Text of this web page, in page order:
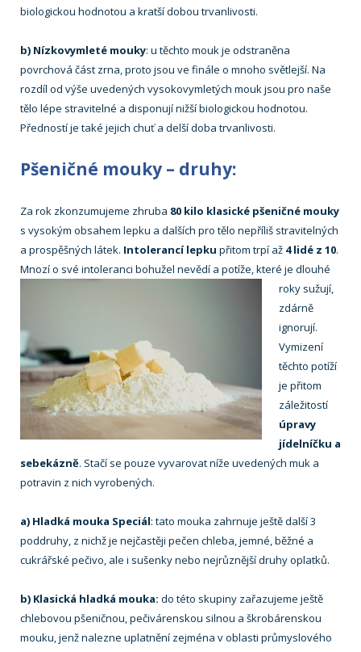
biologickou hodnotou a kratší dobou trvanlivosti.
b) Nízkovymleté mouky: u těchto mouk je odstraněna
povrchová část zrna, proto jsou ve finále o mnoho světlejší. Na
rozdíl od výše uvedených vysokovymletých mouk jsou pro naše
tělo lépe stravitelné a disponují nižší biologickou hodnotou.
Předností je také jejich chuť a delší doba trvanlivosti.
Pšeničné mouky – druhy:
Za rok zkonzumujeme zhruba 80 kilo klasické pšeničné mouky
s vysokým obsahem lepku a dalších pro tělo nepříliš stravitelných
a prospěšných látek. Intolerancí lepku přitom trpí až 4 lidé z 10.
Mnozí o své intoleranci bohužel nevědí a potíže, které je dlouhé
roky sužují,
zdárně
ignorují.
Vymizení
těchto potíží
je přitom
záležitostí
úpravy
jídelníčku a
sebekázně. Stačí se pouze vyvarovat níže uvedených muk a
potravin z nich vyrobených.
a) Hladká mouka Speciál: tato mouka zahrnuje ještě další 3
poddruhy, z nichž je nejčastěji pečen chleba, jemné, běžné a
cukrářské pečivo, ale i sušenky nebo nejrůznější druhy oplatků.
b) Klasická hladká mouka: do této skupiny zařazujeme ještě
chlebovou pšeničnou, pečivárenskou silnou a škrobárenskou
mouku, jenž nalezne uplatnění zejména v oblasti průmyslového